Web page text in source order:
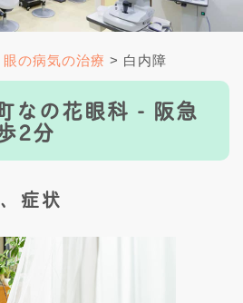
眼の病気の治療 > 白内障
なの花眼科 - 阪急
2分
症状